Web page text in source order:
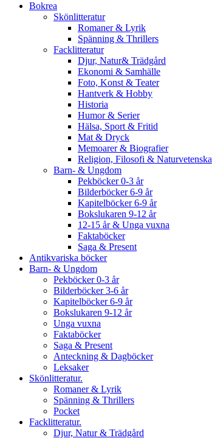
Bokrea
Skönlitteratur
Romaner & Lyrik
Spänning & Thrillers
Facklitteratur
Djur, Natur& Trädgård
Ekonomi & Samhälle
Foto, Konst & Teater
Hantverk & Hobby
Historia
Humor & Serier
Hälsa, Sport & Fritid
Mat & Dryck
Memoarer & Biografier
Religion, Filosofi &
Barn- & Ungdom
Pekböcker 0-3 år
Bilderböcker 6-9 år
Kapitelböcker 6-9 år
Bokslukaren 9-12 år
12-15 år & Unga vuxna
Faktaböcker
Saga & Present
Antikvariska böcker
Barn- & Ungdom
Pekböcker 0-3 år
Bilderböcker 3-6 år
Kapitelböcker 6-9 år
Bokslukaren 9-12 år
Unga vuxna
Faktaböcker
Saga & Present
Anteckning & Dagböcker
Leksaker
Skönlitteratur.
Romaner & Lyrik
Spänning & Thrillers
Pocket
Facklitteratur.
Djur, Natur & Trädgård